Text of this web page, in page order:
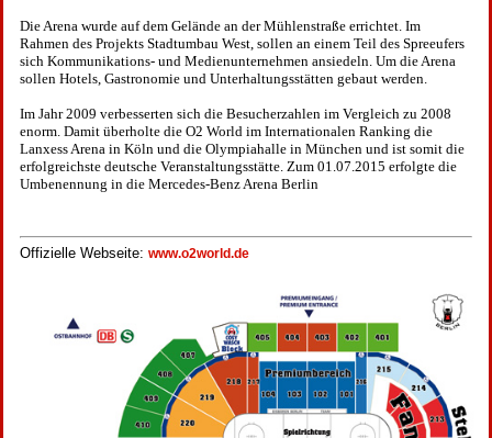
Die Arena wurde auf dem Gelände an der Mühlenstraße errichtet. Im
Rahmen des Projekts Stadtumbau West, sollen an einem Teil des Spreeufers
sich Kommunikations- und Medienunternehmen ansiedeln. Um die Arena
sollen Hotels, Gastronomie und Unterhaltungsstätten gebaut werden.
Im Jahr 2009 verbesserten sich die Besucherzahlen im Vergleich zu 2008
enorm. Damit überholte die O2 World im Internationalen Ranking die
Lanxess Arena in Köln und die Olympiahalle in München und ist somit die
erfolgreichste deutsche Veranstaltungsstätte. Zum 01.07.2015 erfolgte die
Umbenennung in die Mercedes-Benz Arena Berlin
Offizielle Webseite: www.o2world.de